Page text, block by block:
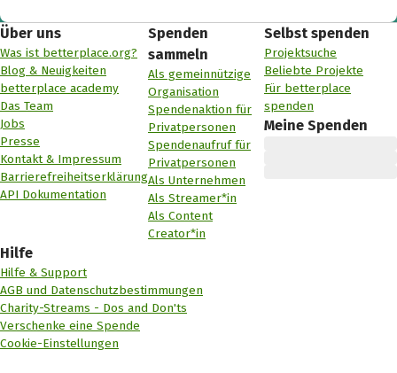
Über uns
Was ist betterplace.org?
Blog & Neuigkeiten
betterplace academy
Das Team
Jobs
Presse
Kontakt & Impressum
Barrierefreiheitserklärung
API Dokumentation
Spenden
sammeln
Als gemeinnützige
Organisation
Spendenaktion für
Privatpersonen
Spendenaufruf für
Privatpersonen
Als Unternehmen
Als Streamer*in
Als Content
Creator*in
Selbst spenden
Projektsuche
Beliebte Projekte
Für betterplace
spenden
Meine Spenden
Hilfe
Hilfe & Support
AGB und Datenschutzbestimmungen
Charity-Streams - Dos and Don'ts
Verschenke eine Spende
Cookie-Einstellungen